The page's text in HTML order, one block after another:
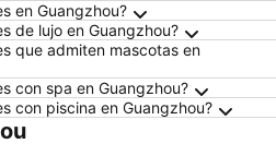
en Guangzhou?
de lujo en Guangzhou?
que admiten mascotas en
con spa en Guangzhou?
con piscina en Guangzhou?